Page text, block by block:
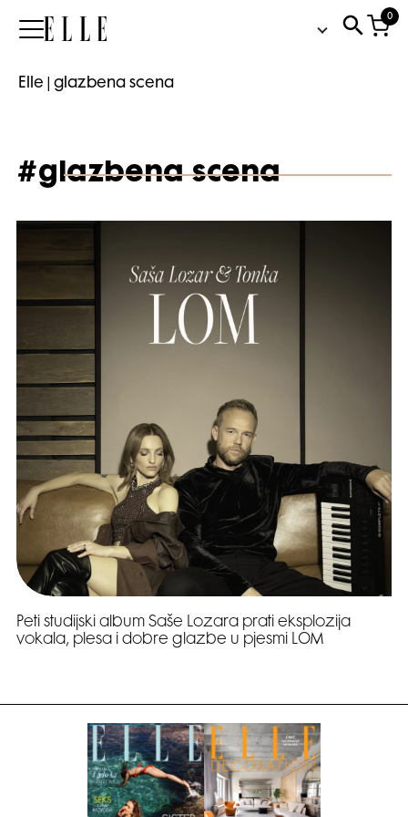
Elle
0
Elle glazbena scena
#glazbena scena
Peti studijski album Saše Lozara prati eksplozija
vokala, plesa i dobre glazbe u pjesmi LOM